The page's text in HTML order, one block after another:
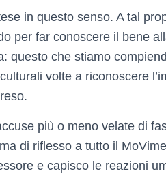
in questo senso. A tal
per far conoscere il bene
questo che stiamo
volte a riconoscere
più o meno velate di
di riflesso a tutto il
e capisco le reazioni